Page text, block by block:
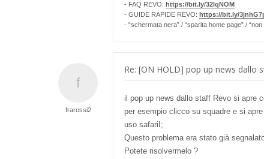
- FAQ REVO: https://bit.ly/32lqNOM
- GUIDE RAPIDE REVO: https://bit.ly/
- “schermata nera” / “sparita home page” /
frarossi2
Re: [ON HOLD] pop up news dallo
il pop up news dallo staff Revo si apre
per esempio clicco su squadre e si
uso safariI;
Questo problema era stato già
Potete risolvermelo ?